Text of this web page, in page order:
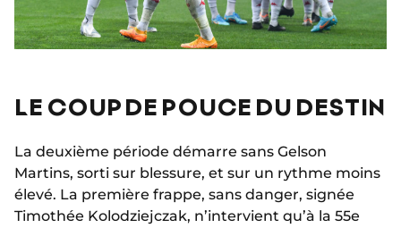
LE COUP DE POUCE DU DESTIN
La deuxième période démarre sans Gelson
Martins, sorti sur blessure, et sur un rythme moins
élevé. La première frappe, sans danger, signée
Timothée Kolodziejczak, n’intervient qu’à la 55e